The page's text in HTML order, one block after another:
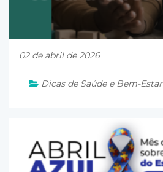
02 de abril de 2026
Dicas de Saúde e Bem-Estar